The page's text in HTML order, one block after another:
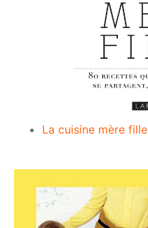
La cuisine mère fille